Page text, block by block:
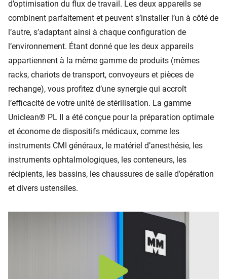
d’optimisation du flux de travail. Les deux appareils se
combinent parfaitement et peuvent s’installer l’un à côté de
l’autre, s’adaptant ainsi à chaque configuration de
l’environnement. Étant donné que les deux appareils
appartiennent à la même gamme de produits (mêmes
racks, chariots de transport, convoyeurs et pièces de
rechange), vous profitez d’une synergie qui accroît
l’efficacité de votre unité de stérilisation. La gamme
Uniclean® PL II a été conçue pour la préparation optimale
et économe de dispositifs médicaux, comme les
instruments CMI généraux, le matériel d’anesthésie, les
instruments ophtalmologiques, les conteneurs, les
récipients, les bassins, les chaussures de salle d’opération
et divers ustensiles.